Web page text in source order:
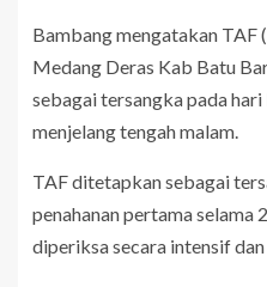
Bambang mengatakan TAF
Medang Deras Kab Batu
sebagai tersangka pada
menjelang tengah malam.
TAF ditetapkan sebagai
penahanan pertama selama
diperiksa secara intensif